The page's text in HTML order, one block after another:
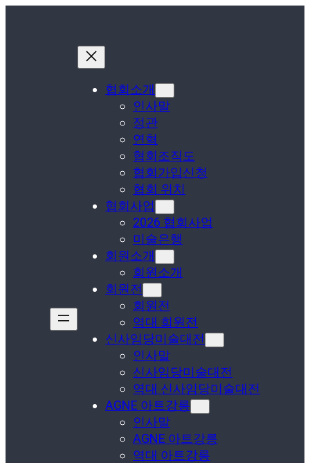
협회소개
인사말
정관
연혁
협회조직도
협회가입신청
협회 위치
협회사업
2026 협회사업
미술은행
회원소개
회원소개
회원전
회원전
역대 회원전
신사임당미술대전
인사말
신사임당미술대전
역대 신사임당미술대전
AGNE 아트강릉
인사말
AGNE 아트강릉
역대 아트강릉